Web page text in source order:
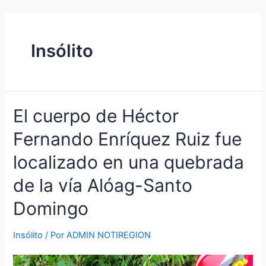
Insólito
El cuerpo de Héctor
Fernando Enríquez Ruiz fue
localizado en una quebrada
de la vía Alóag-Santo
Domingo
Insólito / PorADMIN NOTIREGION
El
cuerpo
de
Fernando
Enríquez
Ruiz
fue
en
quebrada